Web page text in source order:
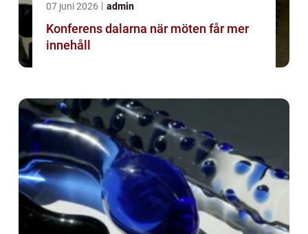
07 juni 2026 admin
Konferens dalarna när möten får mer
innehåll